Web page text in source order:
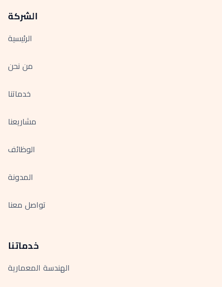
الشركة
الرئيسية
من نحن
خدماتنا
مشاريعنا
الوظائف
المدونة
تواصل معنا
خدماتنا
الهندسة المعمارية